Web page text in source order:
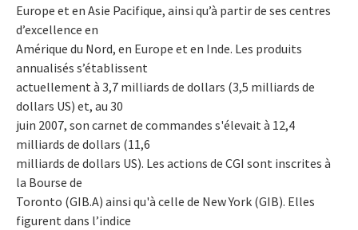
Europe et en Asie Pacifique, ainsi qu’à partir de ses centres
d’excellence en
Amérique du Nord, en Europe et en Inde. Les produits
annualisés s’établissent
actuellement à 3,7 milliards de dollars (3,5 milliards de
dollars US) et, au 30
juin 2007, son carnet de commandes s'élevait à 12,4
milliards de dollars (11,6
milliards de dollars US). Les actions de CGI sont inscrites à
la Bourse de
Toronto (GIB.A) ainsi qu'à celle de New York (GIB). Elles
figurent dans l’indice